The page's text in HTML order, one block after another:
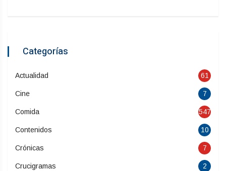
Categorías
Actualidad 61
Cine 7
Comida 547
Contenidos 10
Crónicas 7
Crucigramas 2